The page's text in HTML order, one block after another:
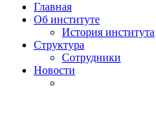
Главная
Об институте
История института
Структура
Сотрудники
Новости